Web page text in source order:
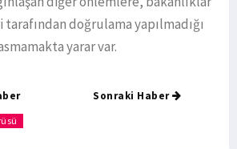
doğrulama yapılmadığı
yarar var.
Sonraki Haber